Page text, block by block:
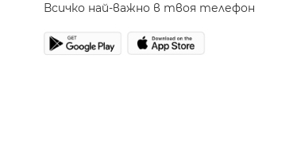
Всичко най-важно в твоя телефон